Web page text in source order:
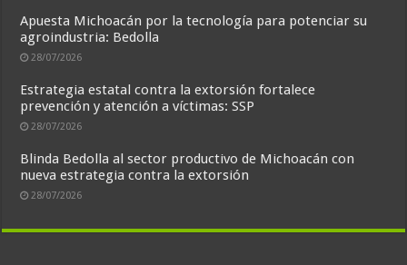
Apuesta Michoacán por la tecnología para potenciar su
agroindustria: Bedolla
28/07/2026
Estrategia estatal contra la extorsión fortalece
prevención y atención a víctimas: SSP
28/07/2026
Blinda Bedolla al sector productivo de Michoacán con
nueva estrategia contra la extorsión
28/07/2026